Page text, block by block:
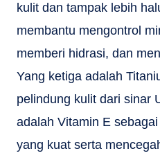
kulit dan tampak lebih
membantu mengontrol
memberi hidrasi, dan
Yang ketiga adalah
pelindung kulit dari sinar
adalah Vitamin E
yang kuat serta